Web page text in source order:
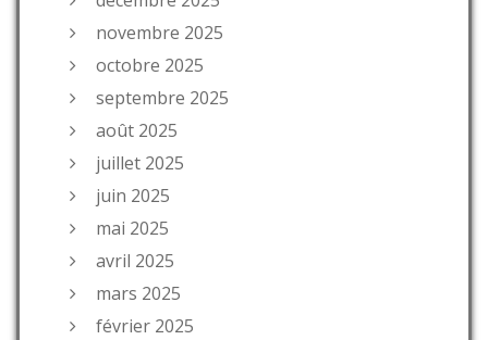
novembre 2025
octobre 2025
septembre 2025
août 2025
juillet 2025
juin 2025
mai 2025
avril 2025
mars 2025
février 2025